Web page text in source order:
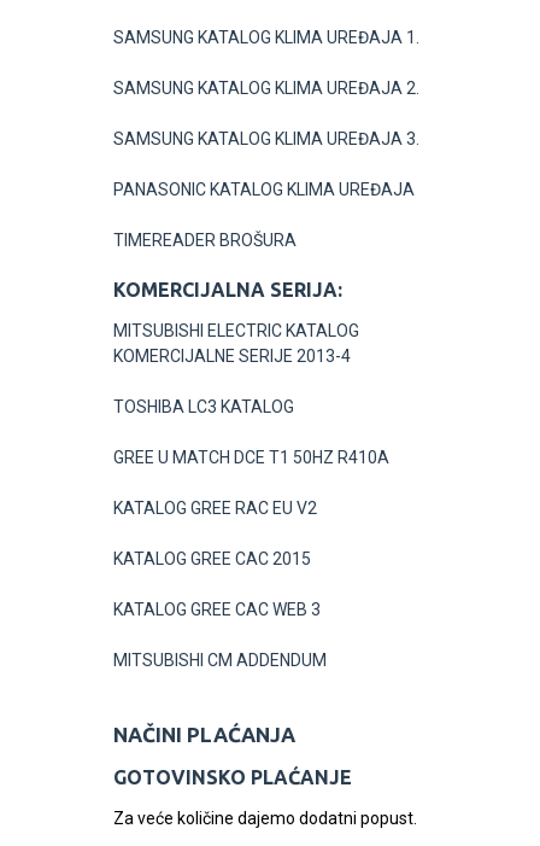
SAMSUNG KATALOG KLIMA UREĐAJA 1.
SAMSUNG KATALOG KLIMA UREĐAJA 2.
SAMSUNG KATALOG KLIMA UREĐAJA 3.
PANASONIC KATALOG KLIMA UREĐAJA
TIMEREADER BROŠURA
KOMERCIJALNA SERIJA:
MITSUBISHI ELECTRIC KATALOG
KOMERCIJALNE SERIJE 2013-4
TOSHIBA LC3 KATALOG
GREE U MATCH DCE T1 50HZ R410A
KATALOG GREE RAC EU V2
KATALOG GREE CAC 2015
KATALOG GREE CAC WEB 3
MITSUBISHI CM ADDENDUM
NAČINI PLAĆANJA
GOTOVINSKO PLAĆANJE
Za veće količine dajemo dodatni popust.